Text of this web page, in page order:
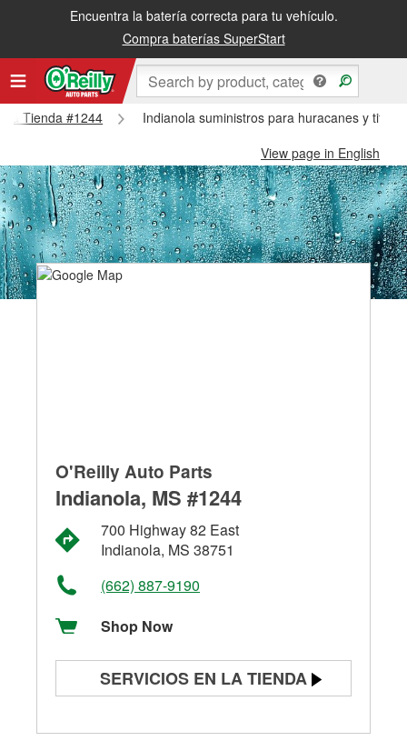
Encuentra la batería correcta para tu vehículo.
Compra baterías SuperStart
Tienda #1244
Indianola suministros para huracanes y
View page in English
O'Reilly Auto Parts
Indianola, MS #1244
700 Highway 82 East
Indianola, MS 38751
(662) 887-9190
Shop Now
SERVICIOS EN LA TIENDA